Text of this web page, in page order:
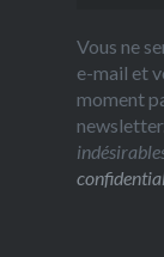
Vous ne
e-mail et
moment